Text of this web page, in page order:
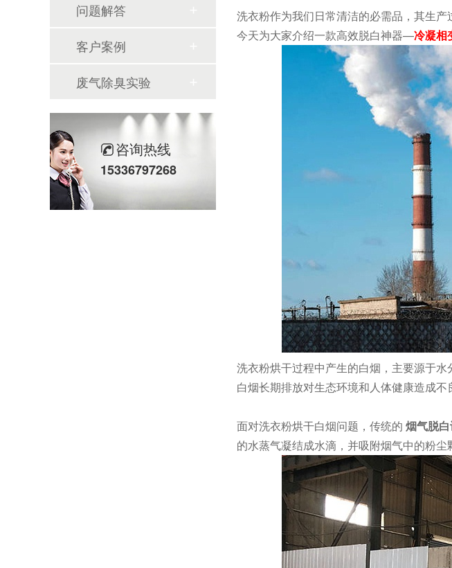
洗衣粉作为我们日常清洁的必需品，其生
今天为大家介绍一款高效脱白神器—冷凝相
洗衣粉烘干过程中产生的白烟，主要源于
白烟长期排放对生态环境和人体健康造成不
面对洗衣粉烘干白烟问题，传统的 烟气脱
的水蒸气凝结成水滴，并吸附烟气中的粉
问题解答
客户案例
废气除臭实验
咨询热线
15336797268